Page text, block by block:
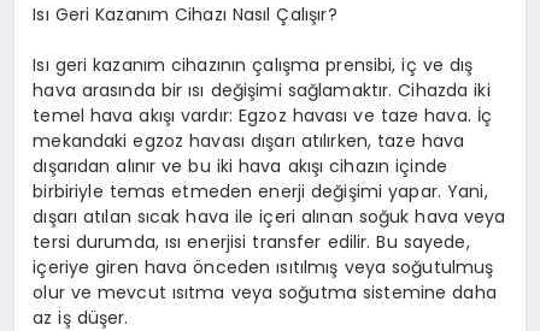
Isı Geri Kazanım Cihazı Nasıl Çalışır?
Isı geri kazanım cihazının çalışma prensibi, iç ve dış
hava arasında bir ısı değişimi sağlamaktır. Cihazda iki
temel hava akışı vardır: Egzoz havası ve taze hava. İç
mekandaki egzoz havası dışarı atılırken, taze hava
dışarıdan alınır ve bu iki hava akışı cihazın içinde
birbiriyle temas etmeden enerji değişimi yapar. Yani,
dışarı atılan sıcak hava ile içeri alınan soğuk hava veya
tersi durumda, ısı enerjisi transfer edilir. Bu sayede,
içeriye giren hava önceden ısıtılmış veya soğutulmuş
olur ve mevcut ısıtma veya soğutma sistemine daha
az iş düşer.